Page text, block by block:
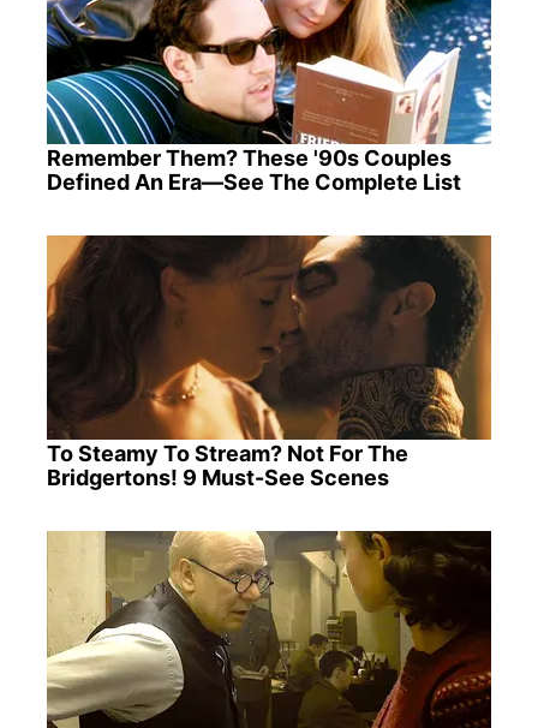
Remember Them? These '90s Couples
Defined An Era—See The Complete List
To Steamy To Stream? Not For The
Bridgertons! 9 Must-See Scenes